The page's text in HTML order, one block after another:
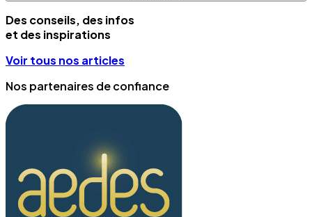
Des conseils, des infos
et des inspirations
Voir tous nos articles
Nos partenaires de confiance